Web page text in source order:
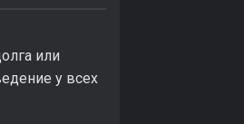
или
у всех